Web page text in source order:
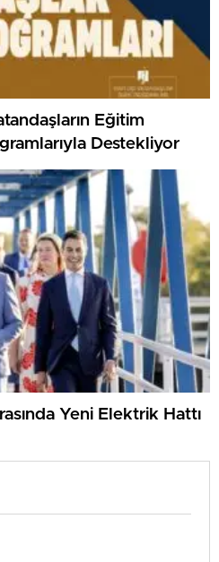
Eğitim
Destekliyor
Yeni Elektrik Hattı